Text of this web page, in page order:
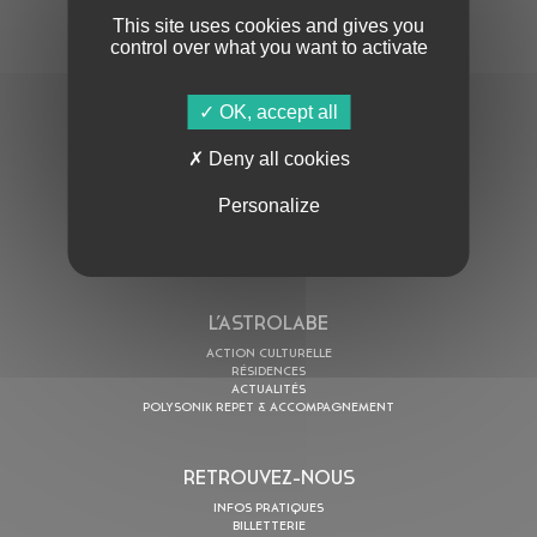
En cochant cette case, j’accepte laPolitique de confidentialité
AU PROGRAMME
L’ASTROLABE
ACTION CULTURELLE
RÉSIDENCES
ACTUALITÉS
POLYSONIK REPET & ACCOMPAGNEMENT
RETROUVEZ-NOUS
INFOS PRATIQUES
BILLETTERIE
This site uses cookies and gives you
control over what you want to activate
OK, accept all
Deny all cookies
Personalize